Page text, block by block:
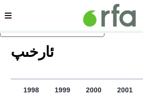
асаслиқ мәзмунға атлаң
сәһипә
ﺋﺎﺭﺧﯩﭗ
1998 1999 2000 2001